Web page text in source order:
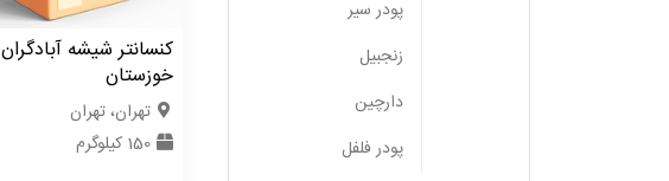
کنسانتر شیشه آبادگران
خوزستان
تهران، تهران
150 کیلوگرم
پودر سیر
زنجبیل
دارچین
پودر فلفل